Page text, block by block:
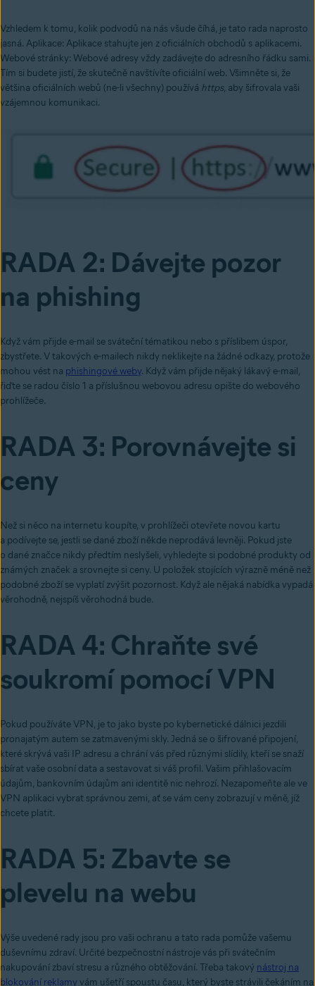
Vzhledem k tomu, kolik podvodů na nás všude číhá, je tato rada naprosto
jasná. Aplikace: Aplikace stahujte jen z oficiálních obchodů s aplikacemi.
Webové stránky: Webové adresy vždy zadávejte do adresního řádku sami.
Tím si budete jistí, že skutečně navštívíte oficiální web. Všimněte si, že
většina oficiálních webů (ne-li všechny) používá https, aby šifrovala vaši
vzájemnou komunikaci.
RADA 2: Dávejte pozor
na phishing
Když vám přijde e-mail se sváteční tématikou nebo s příslibem úspor,
zbystřete. V takových e-mailech nikdy neklikejte na žádné odkazy, protože
mohou vést na phishingové weby. Když vám přijde nějaký lákavý e-mail,
řiďte se radou číslo 1 a příslušnou webovou adresu opište do webového
prohlížeče.
RADA 3: Porovnávejte si
ceny
Než si něco na internetu koupíte, v prohlížeči otevřete novou kartu
a podívejte se, jestli se dané zboží někde neprodává levněji. Pokud jste
o dané značce nikdy předtím neslyšeli, vyhledejte si podobné produkty od
známých značek a srovnejte si ceny. U položek stojících výrazně méně než
podobné zboží se vyplatí zvýšit pozornost. Když ale nějaká nabídka vypadá
věrohodně, nejspíš věrohodná bude.
RADA 4: Chraňte své
soukromí pomocí VPN
Pokud používáte VPN, je to jako byste po kybernetické dálnici jezdili
pronajatým autem se zatmavenými skly. Jedná se o šifrované připojení,
které skrývá vaši IP adresu a chrání vás před různými slídily, kteří se snaží
sbírat vaše osobní data a sestavovat si váš profil. Vašim přihlašovacím
údajům, bankovním údajům ani identitě nic nehrozí. Nezapomeňte ale ve
VPN aplikaci vybrat správnou zemi, ať se vám ceny zobrazují v měně, jíž
chcete platit.
RADA 5: Zbavte se
plevelu na webu
Výše uvedené rady jsou pro vaši ochranu a tato rada pomůže vašemu
duševnímu zdraví. Určité bezpečnostní nástroje vás při svátečním
nakupování zbaví stresu a různého obtěžování. Třeba takový nástroj na
blokování reklamy vám ušetří spoustu času, který byste strávili čekáním na